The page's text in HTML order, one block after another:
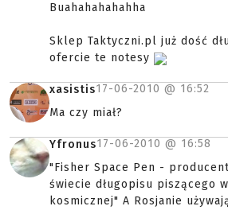
Buahahahahahha
Sklep Taktyczni.pl już dość
ofercie te notesy
xasistis17-06-2010 @ 16:52
Ma czy miał?
Yfronus17-06-2010 @ 16:58
"Fisher Space Pen -
świecie długopisu piszącego
kosmicznej" A Rosjanie